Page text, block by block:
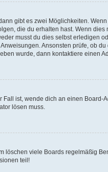
gibt es zwei Möglichkeiten. Wenn
die du erhalten hast. Wenn
musst du dies selbst erledigen
Ansonsten prüfe, ob
wurde, dann kontaktiere einen
ist, wende dich an einen Board-
lösen muss.
löschen viele Boards regelmäßig
teil!